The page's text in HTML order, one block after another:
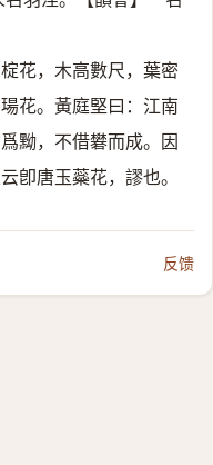
花，木高數尺，葉密
花。黃庭堅曰：江南
黝，不借礬而成。因
卽唐玉蘂花，謬也。
反馈